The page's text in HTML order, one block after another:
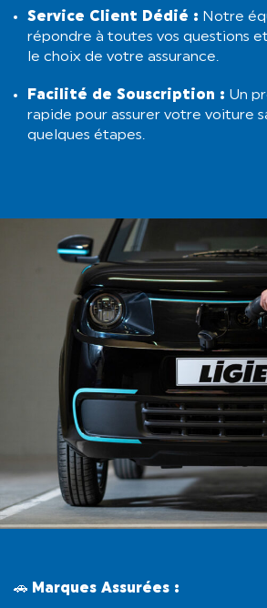
Service Client Dédié : Notre
répondre à toutes vos questions
le choix de votre assurance.
Facilité de Souscription : Un
rapide pour assurer votre voiture
quelques étapes.
🚗 Marques Assurées :